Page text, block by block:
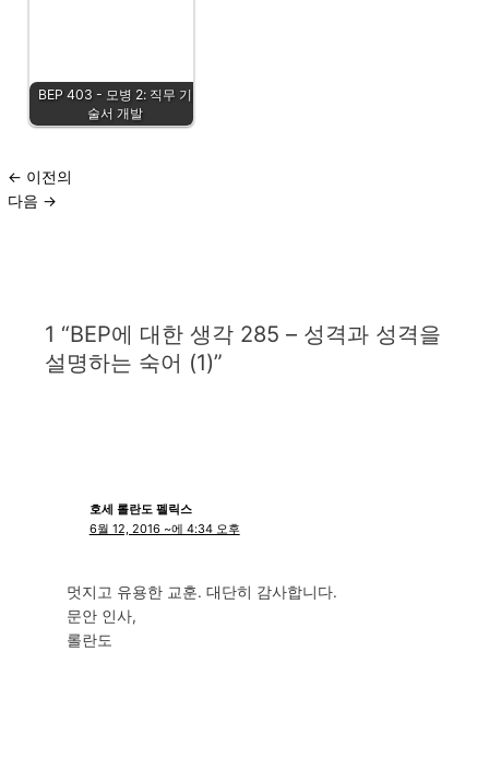
BEP 403 - 모병 2: 직무 기
술서 개발
← 이전의
다음 →
1 “BEP에 대한 생각 285 – 성격과 성격을
설명하는 숙어 (1)”
호세 롤란도 펠릭스
6월 12, 2016 ~에 4:34 오후
멋지고 유용한 교훈. 대단히 감사합니다.
문안 인사,
롤란도